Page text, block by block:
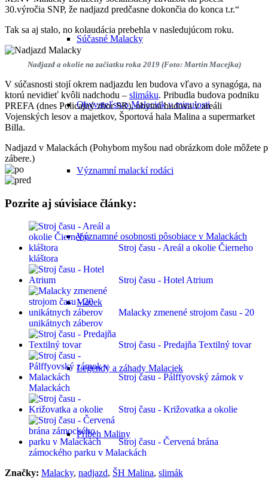
Súčasné Malacky
Obyvateľstvo Malaciek v minulosti
Významní malackí rodáci
Významné osobnosti pôsobiace v Malackách
Macek
Legendy a záhady Malaciek
Príbeh Maliny
30.výročia SNP, že nadjazd predčasne dokončia do konca t.r.“
Tak sa aj stalo, no kolaudácia prebehla v nasledujúcom roku.
Nadjazd a okolie na začiatku roka 2019 (Foto: Martin Macejka)
V súčasnosti stojí okrem nadjazdu len budova vľavo a synagóga, na
ktorú nevidieť kvôli nadchodu – slimáku. Pribudla budova podniku
PREFA (dnes Policajný zbor SR), obytná budova v areáli
Vojenských lesov a majetkov, Športová hala Malina a supermarket
Billa.
Nadjazd v Malackách (Pohybom myšou nad obrázkom dole môžete
zábere.)
Pozrite aj súvisiace články:
Stroj času - Areál a okolie Čierneho
kláštora
Stroj času - Hotel Atrium
Malacky zmenené strojom času - 20
unikátnych záberov
Stroj času - Predajňa Textilný tovar
Stroj času - Pálffyovský zámok v
Malackách
Stroj času - Križovatka a okolie
Stroj času - Červená brána
zámockého parku v Malackách
Značky: Malacky, nadjazd, ŠH Malina, slimák